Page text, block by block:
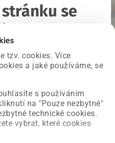
tzv. cookies. Více
a jaké používáme, se
s používáním
na "Pouze nezbytné"
technické cookies.
vybrat, které cookies
se
a už ji opravujeme.
požadovanou stránku.
Úvodní strana